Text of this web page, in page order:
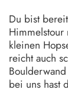
Du bist
kleinen
reicht auch
bei uns hast